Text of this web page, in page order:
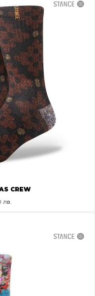
CREW
лв.